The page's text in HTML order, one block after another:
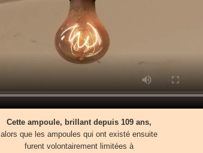
Cette ampoule, brillant depuis 109 ans,
alors que les ampoules qui ont existé ensuite
furent volontairement limitées à